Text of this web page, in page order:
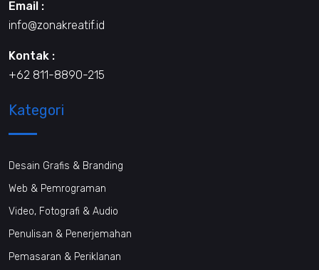
Email :
info@zonakreatif.id
Kontak :
+62 811-8890-215
Kategori
Desain Grafis & Branding
Web & Pemrograman
Video, Fotografi & Audio
Penulisan & Penerjemahan
Pemasaran & Periklanan